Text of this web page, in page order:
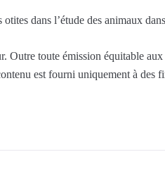
dans l’étude des animaux
Outre toute émission équitable
est fourni uniquement à des